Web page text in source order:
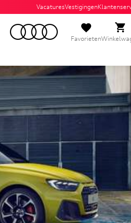
VacaturesVestigingen
Favorieten